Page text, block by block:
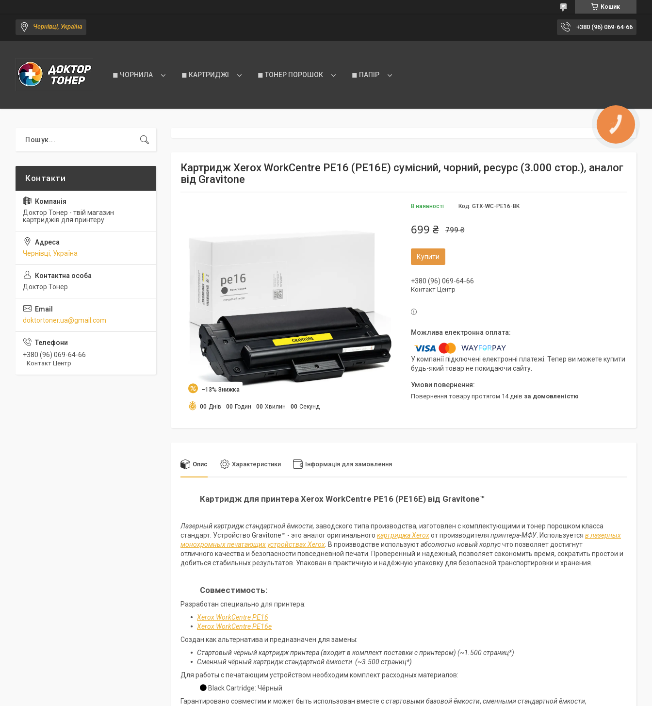
Кошик
Чернівці, Україна +380 (96) 069-64-66
◼ ЧОРНИЛА ◼ КАРТРИДЖІ ◼ ТОНЕР ПОРОШОК ◼ ПАПІР
Картридж Xerox WorkCentre PE16 (PE16E) сумісний, чорний, ресурс (3.000 стор.), аналог
від Gravitone
–13%
00 Днів 00 Годин 00 Хвилин 00 Секунд
В наявності Код: GTX-WC-PE16-BK
799 ₴
699 ₴
Купити
+380 (96) 069-64-66
Контакт Центр
У компанії підключені електронні платежі. Тепер ви можете купити
будь-який товар не покидаючи сайту.
повернення товару протягом 14 днів за домовленістю
Опис Характеристики Інформація для замовлення
Картридж для принтера Xerox WorkCentre PE16 (PE16E) від Gravitone™
Лазерныйкартридж стандартной ёмкости, заводского типа производства, изготовлен с комплектующими и тонер порошком класса
стандарт. Устройство Gravitone™ - это аналог оригинального картриджа Xeroxот производителя принтера-МФУ . Используется в лазерных
монохромных печатающих устройствах Xerox . В производстве используютабсолютно новый корпусчто позволяет достигнут
отличного качества и безопасности повседневной печати. Проверенный и надежный, позволяет сэкономить время, сократить простои и
добиться стабильных результатов. Упакован в практичную и надёжную упаковку для безопасной транспортировки и хранения.
Совместимость:
Разработан специально для принтера:
Xerox WorkCentre PE16
Xerox WorkCentre PE16e
Создан как альтернатива и предназначен для замены:
Стартовый чёрный картридж принтера (входит в комплект поставки с принтером) (~1.500 страниц*)
Сменный чёрный картридж стандартной ёмкости (~3.500 страниц*)
Для работы с печатающим устройством необходим комплект расходных материалов:
Black Cartridge: Чёрный
Гарантировано совместим и может быть использован вместе сстартовыми базовой ёмкости, сменными стандартной ёмкости,
Доктор Тонер - твій магазин
картриджів для принтеру
Чернівці, Україна
Доктор Тонер
doktortoner.ua@gmail.com
+380 (96) 069-64-66
Контакт Центр
КНОПКА
ЗВ'ЯЗКУ